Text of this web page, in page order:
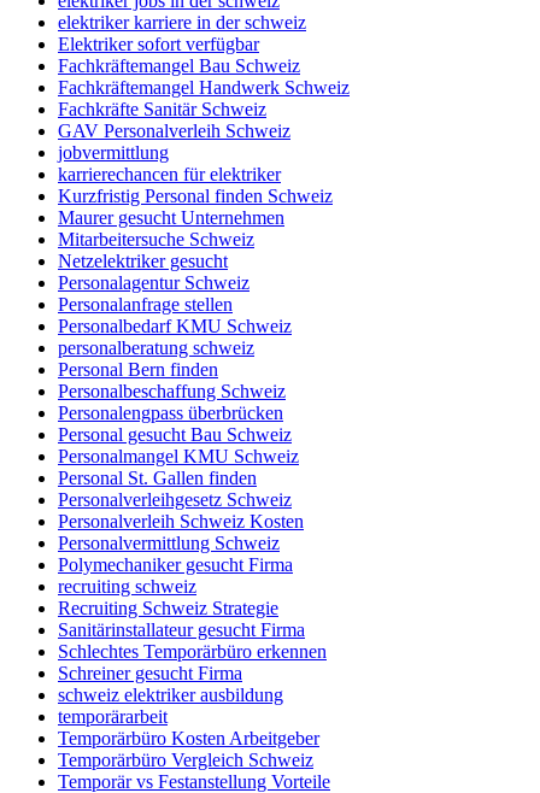
elektriker karriere in der schweiz
Elektriker sofort verfügbar
Fachkräftemangel Bau Schweiz
Fachkräftemangel Handwerk Schweiz
Fachkräfte Sanitär Schweiz
GAV Personalverleih Schweiz
jobvermittlung
karrierechancen für elektriker
Kurzfristig Personal finden Schweiz
Maurer gesucht Unternehmen
Mitarbeitersuche Schweiz
Netzelektriker gesucht
Personalagentur Schweiz
Personalanfrage stellen
Personalbedarf KMU Schweiz
personalberatung schweiz
Personal Bern finden
Personalbeschaffung Schweiz
Personalengpass überbrücken
Personal gesucht Bau Schweiz
Personalmangel KMU Schweiz
Personal St. Gallen finden
Personalverleihgesetz Schweiz
Personalverleih Schweiz Kosten
Personalvermittlung Schweiz
Polymechaniker gesucht Firma
recruiting schweiz
Recruiting Schweiz Strategie
Sanitärinstallateur gesucht Firma
Schlechtes Temporärbüro erkennen
Schreiner gesucht Firma
schweiz elektriker ausbildung
temporärarbeit
Temporärbüro Kosten Arbeitgeber
Temporärbüro Vergleich Schweiz
Temporär vs Festanstellung Vorteile